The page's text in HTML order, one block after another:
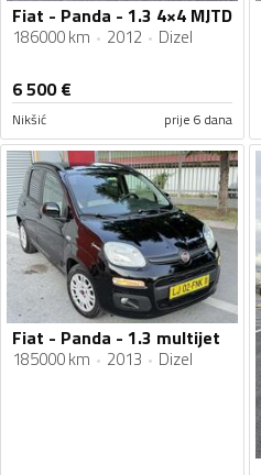
Fiat - Panda - 1.3 4×4 MJTD
186000 km 2012 Dizel
6 500€
Nikšić prije 6 dana
Fiat - Panda - 1.3 multijet
185000 km 2013 Dizel